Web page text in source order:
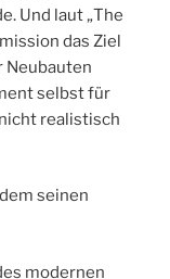
Und laut „The
das Ziel
Neubauten
selbst für
realistisch
seinen
modernen